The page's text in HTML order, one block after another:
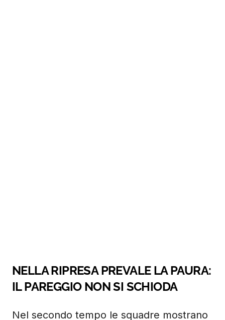
NELLA RIPRESA PREVALE LA PAURA:
IL PAREGGIO NON SI SCHIODA
Nel secondo tempo le squadre mostrano